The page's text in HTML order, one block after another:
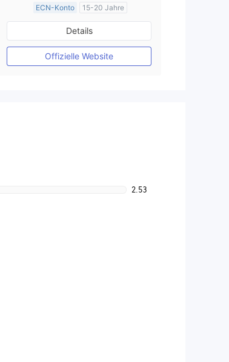
ECN-Konto
15-20 Jahre
AustralienRegulierung
Market Making (MM)
MT4-Volllizenz
Details
Offizielle Website
2.53